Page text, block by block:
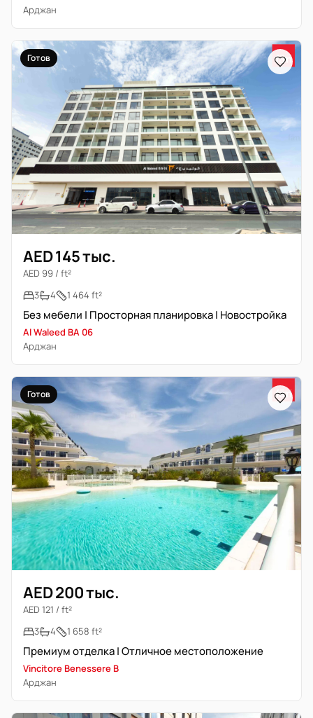
Арджан
Готов
AED 145 тыс.
AED 99 / ft²
3
4 1 464 ft²
Без мебели | Просторная планировка | Новостройка
Al Waleed BA 06
Арджан
Готов
AED 200 тыс.
AED 121 / ft²
3
4 1 658 ft²
Премиум отделка | Отличное местоположение
Vincitore Benessere B
Арджан